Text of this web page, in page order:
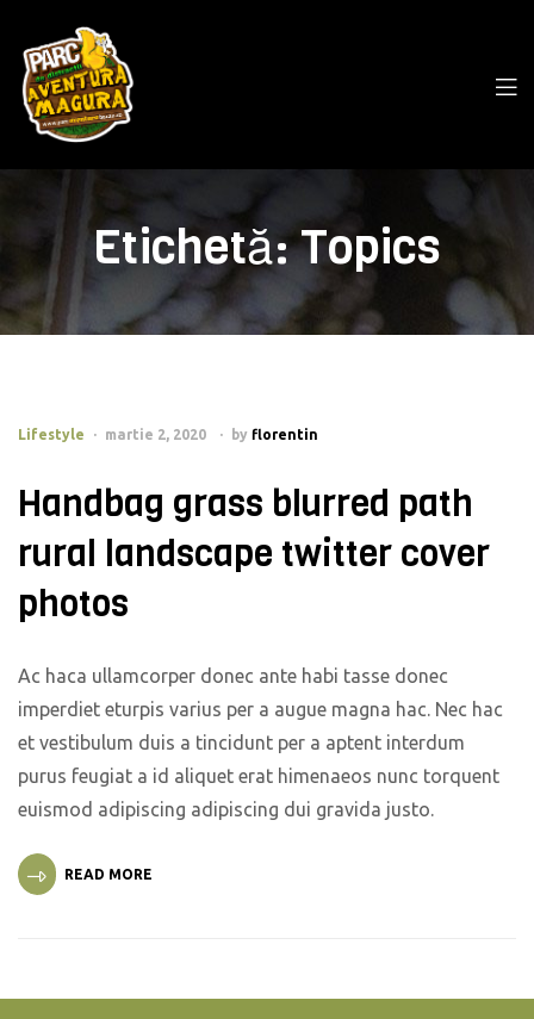
Etichetă:Topics
Lifestyle martie 2, 2020 by florentin
Handbag grass blurred path
rural landscape twitter cover
photos
Ac haca ullamcorper donec ante habi tasse donec
imperdiet eturpis varius per a augue magna hac. Nec hac
et vestibulum duis a tincidunt per a aptent interdum
purus feugiat a id aliquet erat himenaeos nunc torquent
euismod adipiscing adipiscing dui gravida justo.
READ MORE